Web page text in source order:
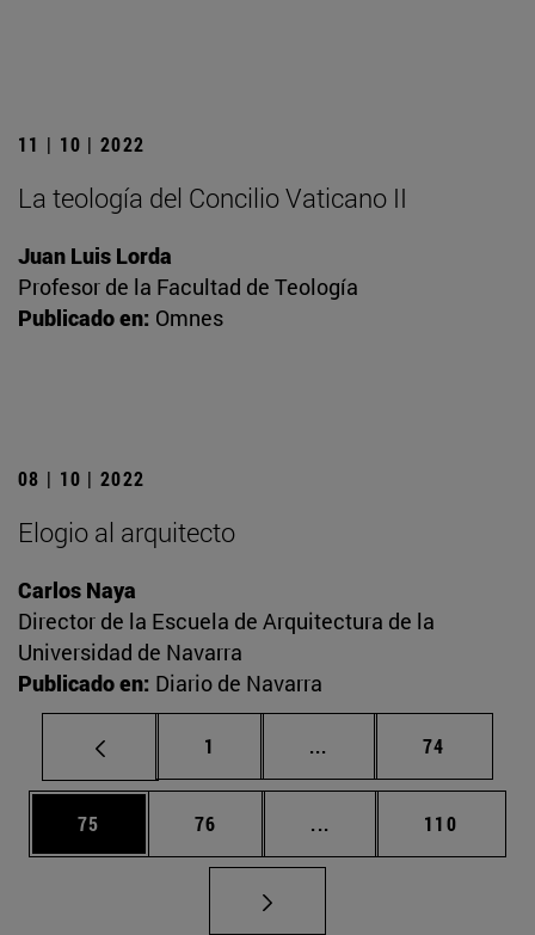
11 | 10 | 2022
La teología del Concilio Vaticano II
Juan Luis Lorda
Profesor de la Facultad de Teología
Publicado en: Omnes
08 | 10 | 2022
Elogio al arquitecto
Carlos Naya
Director de la Escuela de Arquitectura de la
Universidad de Navarra
Publicado en: Diario de Navarra
Página
1 ... Páginas intermedias
Página
74
Página
75 Página
76 ... Páginas intermedias
Página
110